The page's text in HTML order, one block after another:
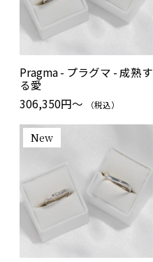
Pragma - プラグマ - 成熟す
る愛
306,350円～
（税込）
New